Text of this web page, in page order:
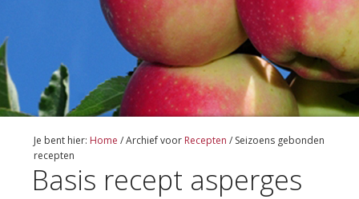
Je bent hier: Home /Archief voor Recepten / Seizoens gebonden
recepten
Basis recept asperges